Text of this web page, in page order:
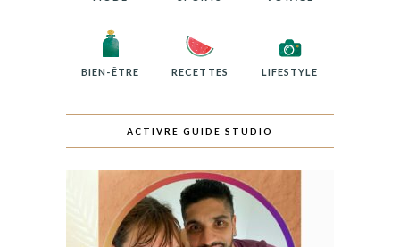
BIEN-ÊTRE RECETTES LIFESTYLE
ACTIVRE GUIDE STUDIO